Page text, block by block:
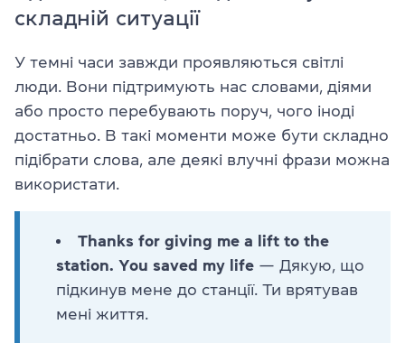
складній ситуації
У темні часи завжди проявляються світлі
люди. Вони підтримують нас словами, діями
або просто перебувають поруч, чого іноді
достатньо. В такі моменти може бути складно
підібрати слова, але деякі влучні фрази можна
використати.
Thanks for giving me a lift to the
station. You saved my life — Дякую, що
підкинув мене до станції. Ти врятував
мені життя.